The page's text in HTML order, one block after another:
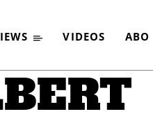
VIDEOS ABO